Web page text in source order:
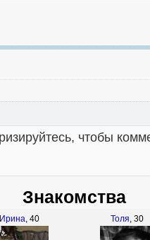
Знакомства
Ирина, 40 Толя, 30